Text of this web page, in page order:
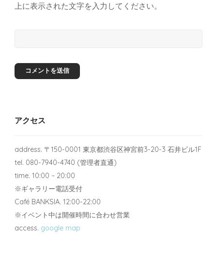
上に表示された文字を入力してください。
アクセス
address. 〒150-0001 東京都渋谷区神宮前3-20-3 石井ビル1F
tel. 080-7940-4740 (管理者直通)
time. 10:00 – 20:00
※ギャラリー電話受付
Café BANKSIA. 12:00-22:00
※イベント中は開催時間に合わせ営業
access. google map